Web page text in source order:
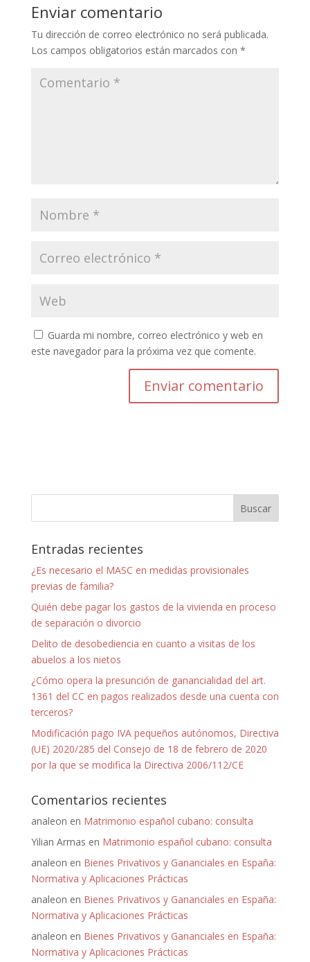
Enviar comentario
Tu dirección de correo electrónico no será publicada.
Los campos obligatorios están marcados con *
Guarda mi nombre, correo electrónico y web en
este navegador para la próxima vez que comente.
Entradas recientes
¿Es necesario el MASC en medidas provisionales
previas de familia?
Quién debe pagar los gastos de la vivienda en proceso
de separación o divorcio
Delito de desobediencia en cuanto a visitas de los
abuelos a los nietos
¿Cómo opera la presunción de ganancialidad del art.
1361 del CC en pagos realizados desde una cuenta con
terceros?
Modificación pago IVA pequeños autónomos, Directiva
(UE) 2020/285 del Consejo de 18 de febrero de 2020
por la que se modifica la Directiva 2006/112/CE
Comentarios recientes
analeon en Matrimonio español cubano: consulta
Yilian Armas en Matrimonio español cubano: consulta
analeon en Bienes Privativos y Gananciales en España:
Normativa y Aplicaciones Prácticas
analeon en Bienes Privativos y Gananciales en España:
Normativa y Aplicaciones Prácticas
analeon en Bienes Privativos y Gananciales en España:
Normativa y Aplicaciones Prácticas